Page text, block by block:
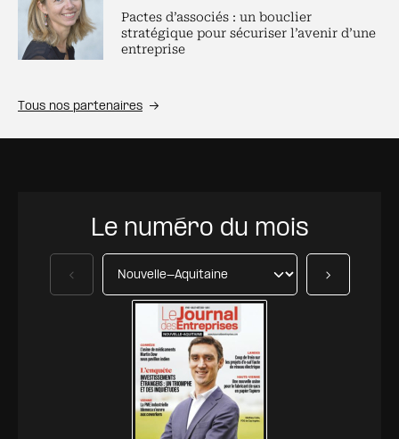
Pactes d’associés : un bouclier
stratégique pour sécuriser l’avenir d’une
entreprise
Tous nos partenaires
Le numéro du mois
Précédent Suivant